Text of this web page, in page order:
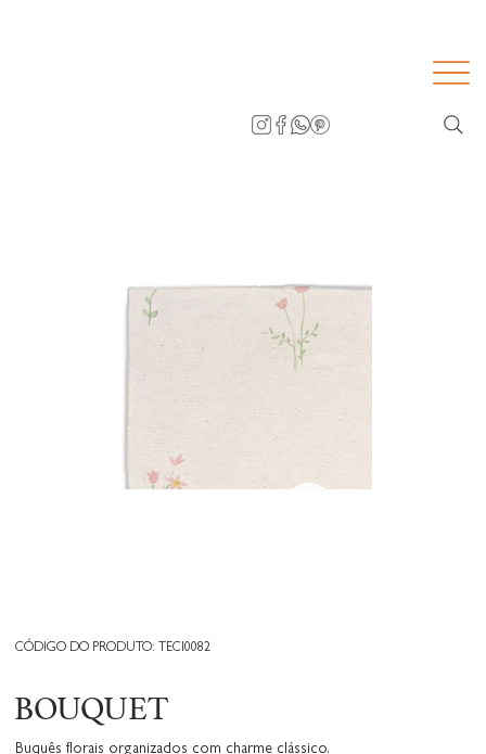
CÓDIGO DO PRODUTO: TECI0082
BOUQUET
Buquês florais organizados com charme clássico.